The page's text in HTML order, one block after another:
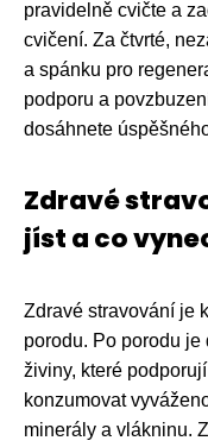
pravidelně cvičte a
cvičení. Za čtvrté,
a spánku pro
podporu a
dosáhnete
Zdravé
jíst a co
Zdravé stravování je
porodu. Po porodu
živiny, které
konzumovat
minerály a vlákninu.